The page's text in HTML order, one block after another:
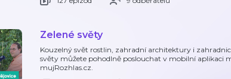
Zelené světy
Kouzelný svět rostlin, zahradní architektury i
světy můžete pohodlně poslouchat v mobilní aplikaci
mujRozhlas.cz.